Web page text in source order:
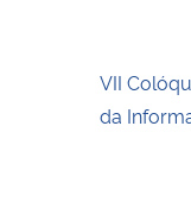
VII
da